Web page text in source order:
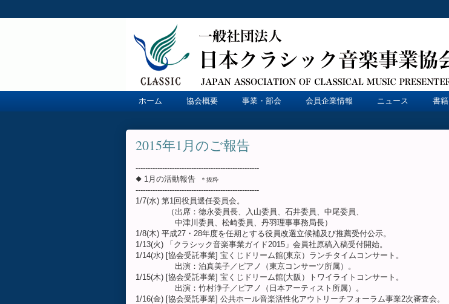
ホーム 協会概要 事業・部会 会員企業情報 ニュース 書籍
2015年1月のご報告
---------------------------------------------------
◆ 1月の活動報告
＊抜粋
---------------------------------------------------
1/7(水) 第1回役員選任委員会。
（出席：徳永委員長、入山委員、石井委員、中尾委員、
中津川委員、松崎委員、丹羽理事事務局長）
1/8(木) 平成27・28年度を任期とする役員改選立候補及び推薦受付公示。
1/13(火) 「クラシック音楽事業ガイド2015」会員社原稿入稿受付開始。
1/14(水) [協会受託事業] 宝くじドリーム館(東京）ランチタイムコンサート。
出演：泊真美子／ピアノ（東京コンサーツ所属）。
1/15(木) [協会受託事業] 宝くじドリーム館(大阪）トワイライトコンサート。
出演：竹村浄子／ピアノ（日本アーティスト所属）。
1/16(金) [協会受託事業] 公共ホール音楽活性化アウトリーチフォーラム事業2次審査会。